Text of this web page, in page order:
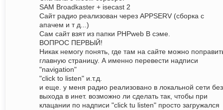
SAM Broadkaster + isecast 2
Сайт радио реализован через APPSERV (сборка с
апачем и т д...)
Сам сайт взят из папки PHPweb В сэме.
ВОПРОС ПЕРВЫЙ!
Никак немогу понять, где там на сайте можно
главную страницу. А именно перевести надписи
"navigation"
"click to listen" и.т.д.
и еще. у меня радио реализовано в локальной сети без
выхода в инет. возможно ли сделать так, чтобы при
клацании по надписи "click tu listen" просто загружался